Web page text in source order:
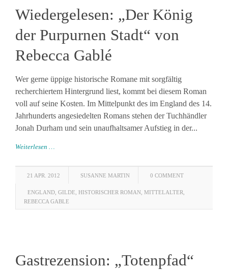
Wiedergelesen: „Der König
der Purpurnen Stadt“ von
Rebecca Gablé
Wer gerne üppige historische Romane mit sorgfältig
recherchiertem Hintergrund liest, kommt bei diesem Roman
voll auf seine Kosten. Im Mittelpunkt des im England des 14.
Jahrhunderts angesiedelten Romans stehen der Tuchhändler
Jonah Durham und sein unaufhaltsamer Aufstieg in der...
Weiterlesen …
21 APR. 2012 SUSANNE MARTIN 0 COMMENT
ENGLAND GILDE HISTORISCHER ROMAN MITTELALTER
REBECCA GABLE
Gastrezension: „Totenpfad“